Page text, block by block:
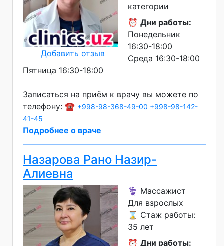
Добавить отзыв
категории
⏰ Дни работы:
Понедельник
16:30-18:00
Среда 16:30-18:00
Пятница 16:30-18:00
Записаться на приём к врачу вы можете по
телефону: ☎️ +998-98-368-49-00 +998-98-142-
41-45
Подробнее о враче
Назарова Рано Назир-
Алиевна
⚕️ Массажист
Для взрослых
⌛ Стаж работы:
35 лет
⏰ Дни работы: